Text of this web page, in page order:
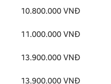
10.800.000 VNĐ
11.000.000 VNĐ
13.900.000 VNĐ
13.900.000 VNĐ